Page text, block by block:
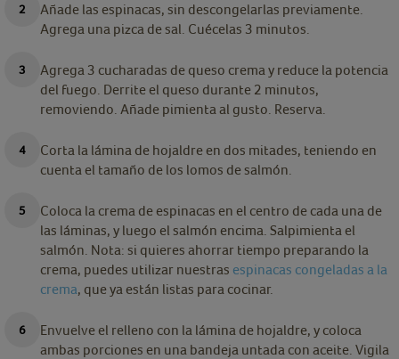
Añade las espinacas, sin descongelarlas previamente.
Agrega una pizca de sal. Cuécelas 3 minutos.
Agrega 3 cucharadas de queso crema y reduce la potencia
del fuego. Derrite el queso durante 2 minutos,
removiendo. Añade pimienta al gusto. Reserva.
Corta la lámina de hojaldre en dos mitades, teniendo en
cuenta el tamaño de los lomos de salmón.
Coloca la crema de espinacas en el centro de cada una de
las láminas, y luego el salmón encima. Salpimienta el
salmón. Nota: si quieres ahorrar tiempo preparando la
crema, puedes utilizar nuestras espinacas congeladas a la
crema, que ya están listas para cocinar.
Envuelve el relleno con la lámina de hojaldre, y coloca
ambas porciones en una bandeja untada con aceite. Vigila